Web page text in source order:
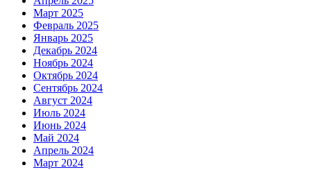
Март 2025
Февраль 2025
Январь 2025
Декабрь 2024
Ноябрь 2024
Октябрь 2024
Сентябрь 2024
Август 2024
Июль 2024
Июнь 2024
Май 2024
Апрель 2024
Март 2024